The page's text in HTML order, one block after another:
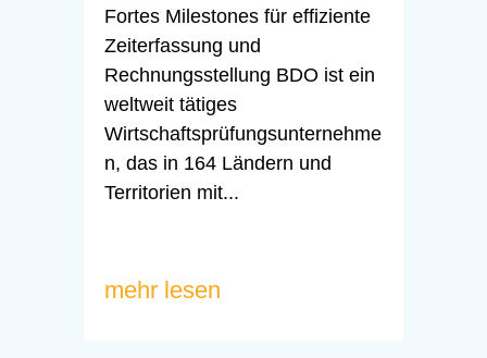
Fortes Milestones für effiziente
Zeiterfassung und
Rechnungsstellung BDO ist ein
weltweit tätiges
Wirtschaftsprüfungsunternehme
n, das in 164 Ländern und
Territorien mit...
mehr lesen